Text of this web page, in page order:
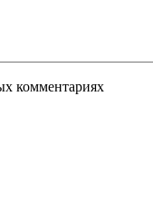
комментариях